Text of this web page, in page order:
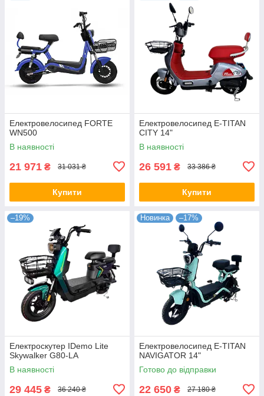
Електровелосипед FORTE
WN500
В наявності
21 971 ₴ 31 031 ₴
Купити
Електровелосипед E-TITAN
CITY 14"
В наявності
26 591 ₴ 33 386 ₴
Купити
–19%
Електроскутер IDemo Lite
Skywalker G80-LA
В наявності
29 445 ₴ 36 240 ₴
Новинка –17%
Електровелосипед E-TITAN
NAVIGATOR 14"
Готово до відправки
22 650 ₴ 27 180 ₴